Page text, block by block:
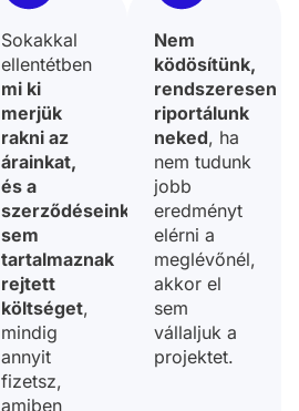
Sokakkal
ellentétben
mi ki
merjük
rakni az
árainkat,
és a
szerződéseink
sem
tartalmaznak
rejtett
költséget,
mindig
annyit
fizetsz,
amiben
Nem
ködösítünk,
rendszeresen
riportálunk
neked, ha
nem tudunk
jobb
eredményt
elérni a
meglévőnél,
akkor el
sem
vállaljuk a
projektet.